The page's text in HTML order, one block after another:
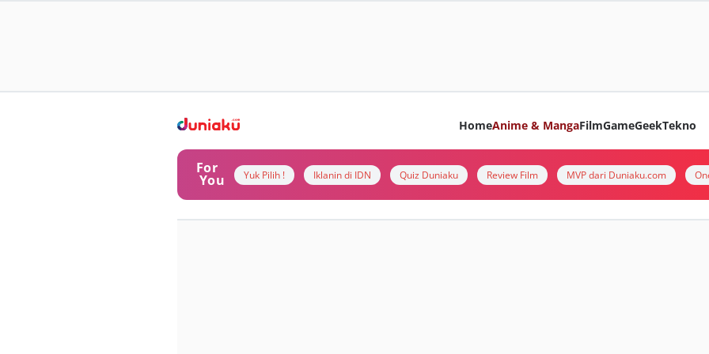
HomeAnime & MangaFilmGameGeekTekno
For
You Yuk Pilih ! Iklanin di IDN Quiz Duniaku Review Film MVP dari Duniaku.com